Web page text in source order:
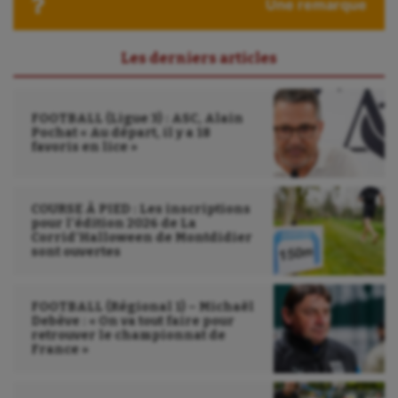
Sauvetage sportif
Sport adapté
Sport handicap
Sport-entreprise
Sport-santé
Tir à l'arc
Une remarque
Les derniers articles
FOOTBALL (Ligue 3) : ASC, Alain
Pochat « Au départ, il y a 18
favoris en lice »
COURSE À PIED : Les inscriptions
pour l’édition 2026 de La
Corrid’Halloween de Montdidier
sont ouvertes
FOOTBALL (Régional 1) – Michaël
Debève : « On va tout faire pour
retrouver le championnat de
France »